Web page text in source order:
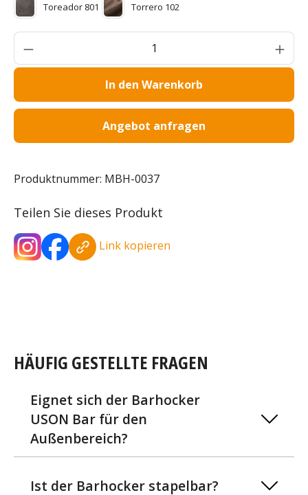
Toreador 801
Torrero 102
Produkt Anzahl: Gib den gewünschten
In den Warenkorb
Angebot anfragen
Produktnummer: MBH-0037
Teilen Sie dieses Produkt
Link kopieren
HÄUFIG GESTELLTE FRAGEN
Eignet sich der Barhocker
USON Bar für den
Außenbereich?
Ist der Barhocker stapelbar?